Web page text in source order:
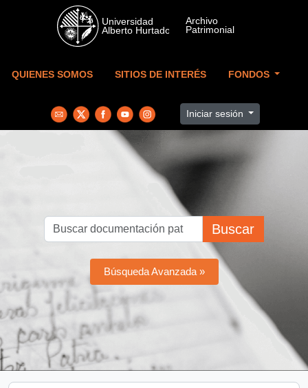
Skip to main content
QUIENES SOMOS SITIOS DE INTERÉS FONDOS
Iniciar sesión
Buscar
Búsqueda Avanzada »